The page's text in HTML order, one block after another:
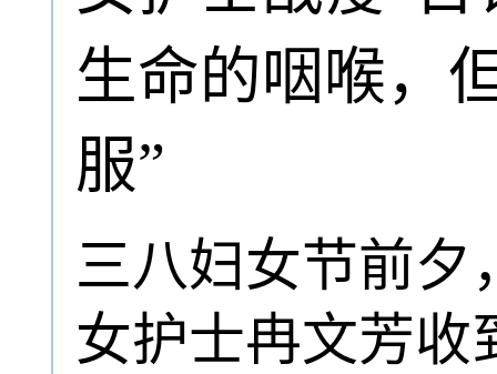
生命的咽喉，
服”
三八妇女节前夕
女护士冉文芳收